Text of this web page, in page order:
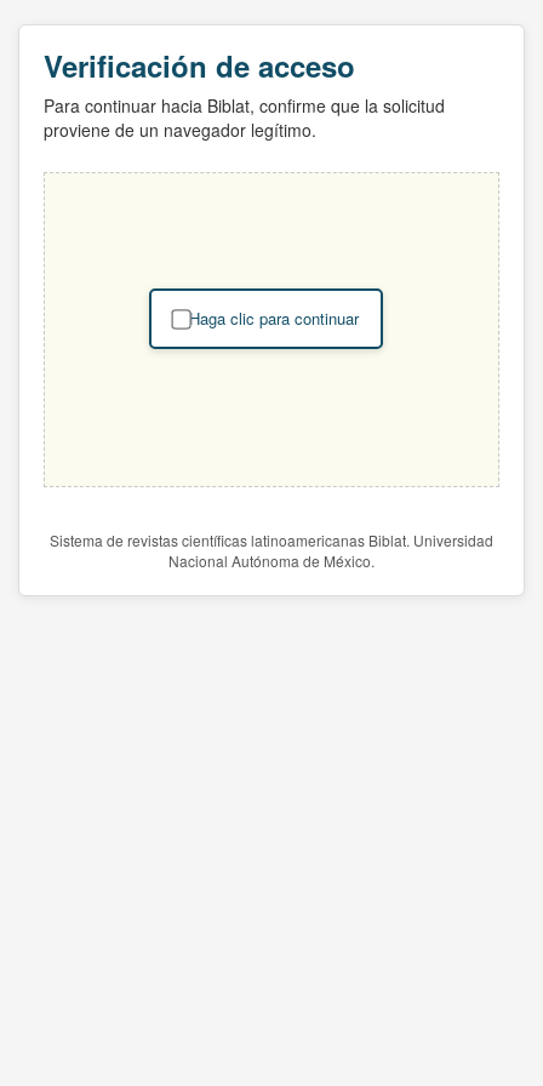
Verificación de acceso
Para continuar hacia Biblat, confirme que la solicitud
proviene de un navegador legítimo.
Haga clic para continuar
Sistema de revistas científicas latinoamericanas Biblat. Universidad
Nacional Autónoma de México.